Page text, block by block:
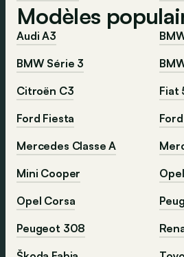
Modèles
Audi A3
BMW Série 3
Citroën C3
Fiat
Ford Fiesta
Mercedes Classe A
Mini Cooper
Opel Corsa
Peugeot 308